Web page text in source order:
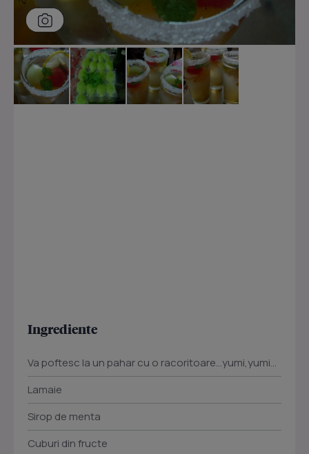
Ingrediente
Va poftesc la un pahar cu o racoritoare…yumi,yumi…
Lamaie
Sirop de menta
Cuburi din fructe